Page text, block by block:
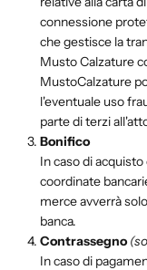
connessione
che gestisce la
Musto Calzature
MustoCalzature
l'eventuale uso
parte di terzi
Bonifico
In caso di
coordinate
merce avverrà
banca.
Contrassegno
In caso di